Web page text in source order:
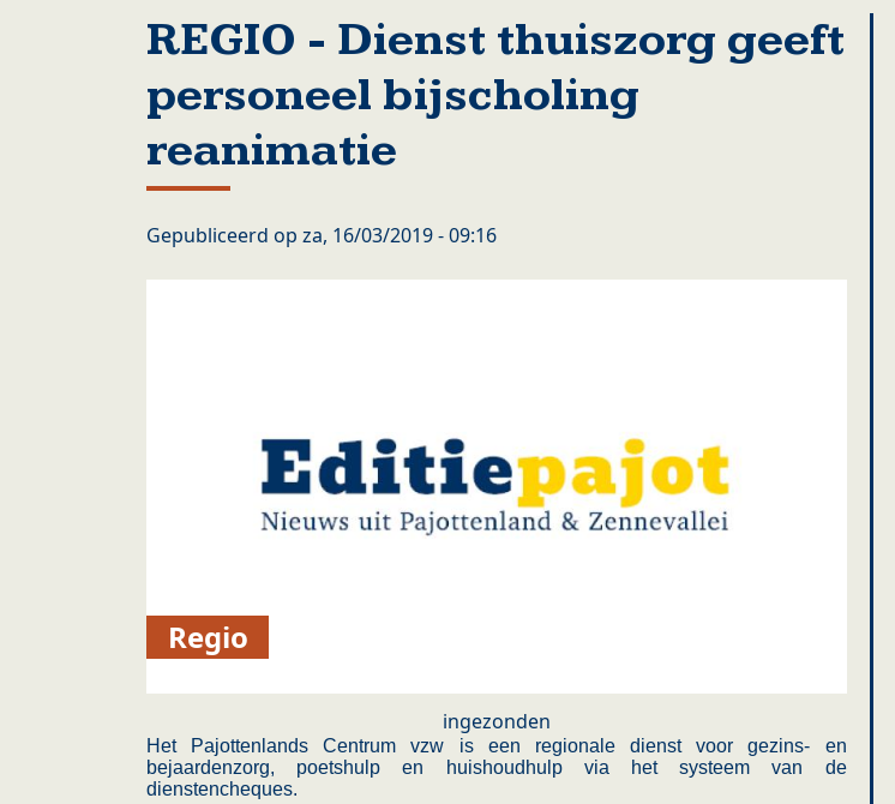
REGIO - Dienst thuiszorg geeft
personeel bijscholing
reanimatie
Gepubliceerd op za, 16/03/2019 - 09:16
Regio
ingezonden
Het Pajottenlands Centrum vzw is een regionale dienst voor gezins- en
bejaardenzorg, poetshulp en huishoudhulp via het systeem van de
dienstencheques.